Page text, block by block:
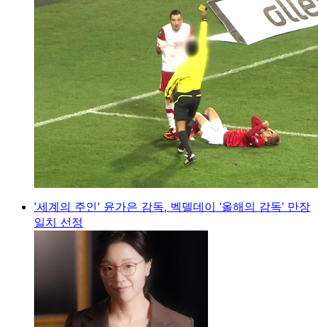
'세계의 주인' 윤가은 감독, 벡델데이 ‘올해의 감독’ 만장
일치 선정